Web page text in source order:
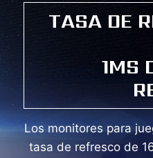
TASA DE
1MS
Los monitores para
tasa de refresco de